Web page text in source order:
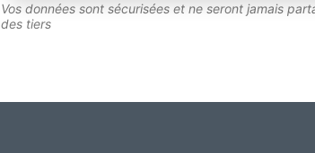
Vos données sont sécurisées et ne seront jamais
des tiers